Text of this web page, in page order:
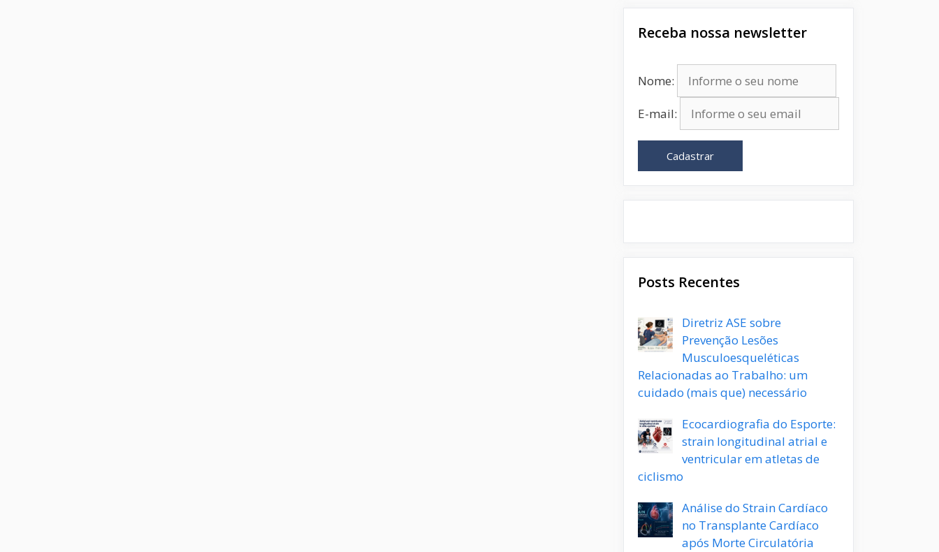
Receba nossa newsletter
Nome:
E-mail:
Cadastrar
Posts Recentes
Diretriz ASE sobre
Prevenção Lesões
Musculoesqueléticas
Relacionadas ao Trabalho: um
cuidado (mais que) necessário
Ecocardiografia do Esporte:
strain longitudinal atrial e
ventricular em atletas de
ciclismo
Análise do Strain Cardíaco
no Transplante Cardíaco
após Morte Circulatória